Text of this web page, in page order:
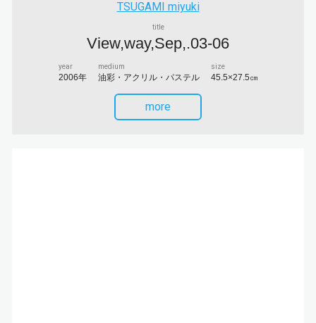
TSUGAMI miyuki
title
View,way,Sep,.03-06
year
2006年
medium
油彩・アクリル・パステル
size
45.5×27.5㎝
more